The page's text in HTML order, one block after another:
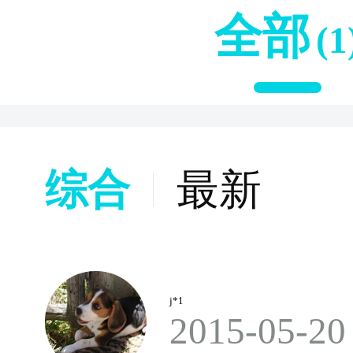
全部
综合 最新
j*1
2015-05-20